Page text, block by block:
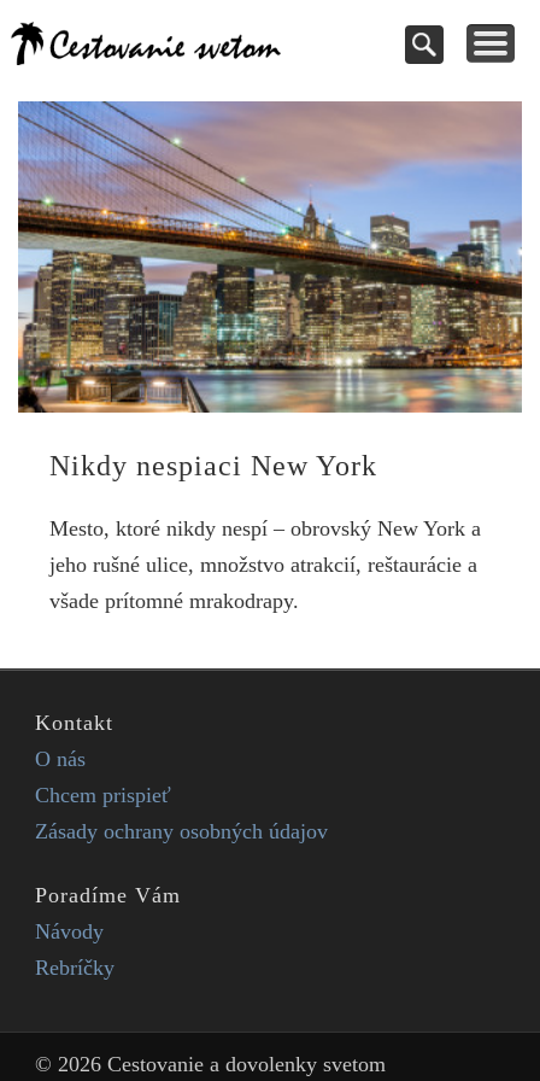
Cestovanie a
dovolenky
svetom
DOVOLENKY Cestujte s nami
VAŠE PRÍSPEVKY Inšpirujte sa
TIPY NA VÝLETY Kde vycestovať
NÁVODY Pomoc pri rezervácii
Nikdy nespiaci New York
Mesto, ktoré nikdy nespí – obrovský New York a
jeho rušné ulice, množstvo atrakcií, reštaurácie a
všade prítomné mrakodrapy.
Kontakt
O nás
Chcem prispieť
Zásady ochrany osobných údajov
Poradíme Vám
Návody
Rebríčky
© 2026 Cestovanie a dovolenky svetom